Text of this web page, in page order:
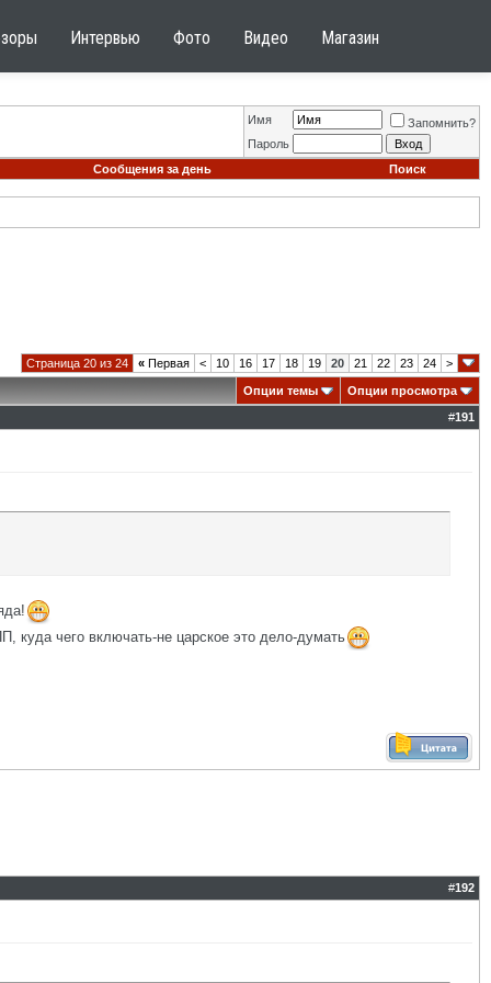
Интервью Фото Видео Магазин
Имя
Запомнить?
Пароль
Сообщения за день
Поиск
Страница 20 из 24 « Первая < 10 16 17 18 19 20 21 22 23 24 >
Опции темы
Опции просмотра
#191
куда чего включать-не царское это дело-думать
#192